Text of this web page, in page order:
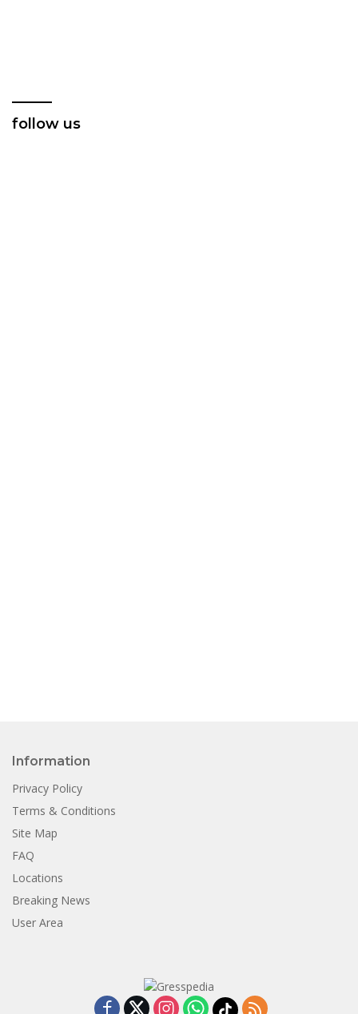
follow us
Information
Privacy Policy
Terms & Conditions
Site Map
FAQ
Locations
Breaking News
User Area